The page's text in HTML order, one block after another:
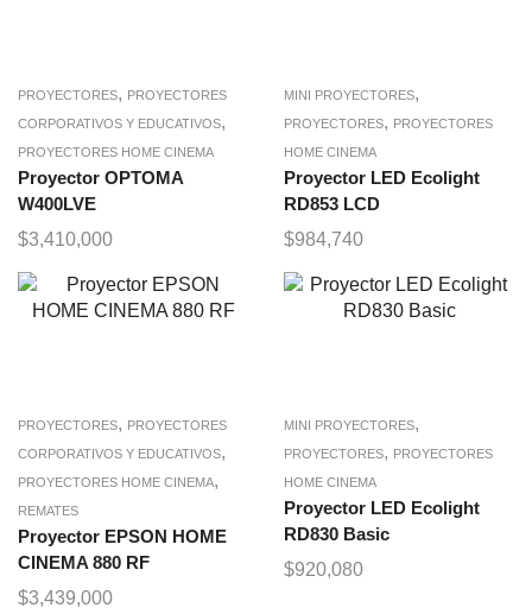
PROYECTORES, PROYECTORES
CORPORATIVOS Y EDUCATIVOS,
PROYECTORES HOME CINEMA
Proyector OPTOMA
W400LVE
$3,410,000
MINI PROYECTORES,
PROYECTORES, PROYECTORES
HOME CINEMA
Proyector LED Ecolight
RD853 LCD
$984,740
PROYECTORES, PROYECTORES
CORPORATIVOS Y EDUCATIVOS,
PROYECTORES HOME CINEMA,
REMATES
Proyector EPSON HOME
CINEMA 880 RF
$3,439,000
MINI PROYECTORES,
PROYECTORES, PROYECTORES
HOME CINEMA
Proyector LED Ecolight
RD830 Basic
$920,080